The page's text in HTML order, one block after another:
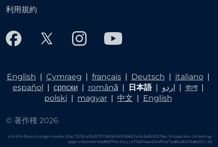
利用規約
English | Cymraeg | français| Deutsch | italiano|
español | српски | română| 日本語| اردو | বাংলা|
polski | magyar| 中文 | English
© 著作権 2026
v54.9.0+Branch.origin-master.Sha.7329caf2e57570afa918150bb52a3e3e8261576e | Production | ticketing-
apps-channels-94d96f754-lr2cj | e71d2f4ae4314f53a7ad82d5374db025 | XS